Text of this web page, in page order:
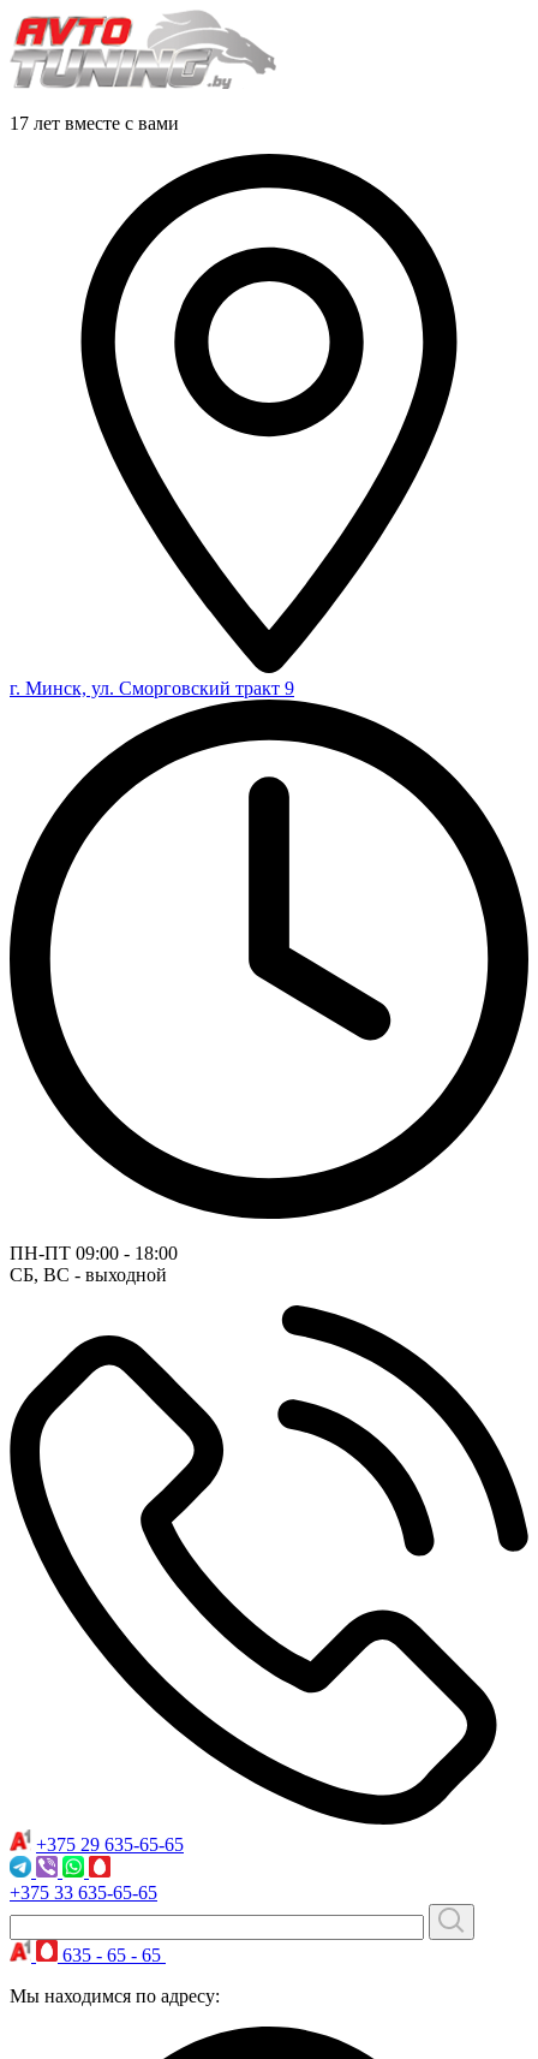
17 лет вместе с вами
г. Минск, ул. Сморговский тракт 9
ПН-ПТ 09:00 - 18:00
СБ, ВС - выходной
+375 29 635-65-65
+375 33 635-65-65
635 - 65 - 65
Мы находимся по адресу: